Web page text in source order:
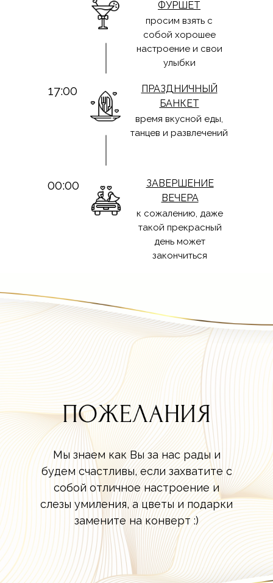
ФУРШЕТ
просим взять с
собой хорошее
настроение и свои
улыбки
ПРАЗДНИЧНЫЙ
БАНКЕТ
17:00
время вкусной еды,
танцев и развлечений
ЗАВЕРШЕНИЕ
ВЕЧЕРА
00:00
к сожалению, даже
такой прекрасный
день может
закончиться
Мы знаем как Вы за нас рады и
будем счастливы, если захватите с
собой отличное настроение и
слезы умиления, а цветы и подарки
замените на конверт :)